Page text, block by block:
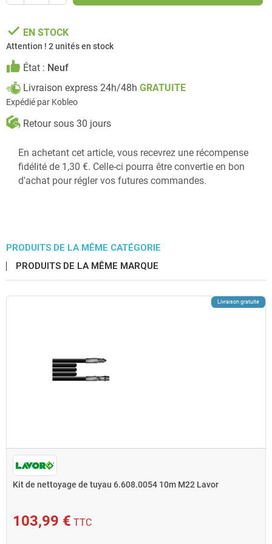
done EN STOCK
Attention ! 2 unités en stock
État : Neuf
Livraison express 24h/48h GRATUITE
Expédié par Kobleo
Retour sous 30 jours
En achetant cet article, vous recevrez une récompense
fidélité de 1,30 €. Celle-ci pourra être convertie en bon
d'achat pour régler vos futures commandes.
PRODUITS DE LA MÊME CATÉGORIE
PRODUITS DE LA MÊME MARQUE
Livraison gratuite
Kit de nettoyage de tuyau 6.608.0054 10m M22 Lavor
103,99 € TTC